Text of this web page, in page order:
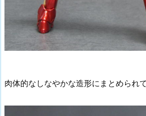
肉体的なしなやかな造形にまとめられて